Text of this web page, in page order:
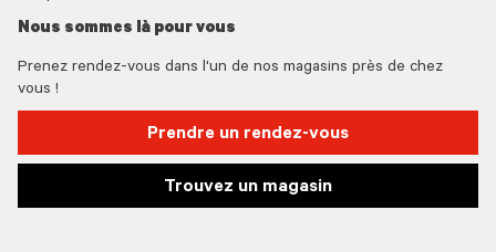
Nous sommes là pour vous
Prenez rendez-vous dans l'un de nos magasins près de chez
vous !
Prendre un rendez-vous
Trouvez un magasin